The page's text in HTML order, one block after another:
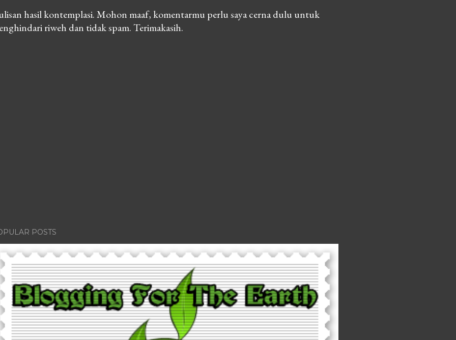
hasil kontemplasi. Mohon maaf, komentarmu perlu saya cerna dulu untuk
riweh dan tidak spam. Terimakasih.
POSTS